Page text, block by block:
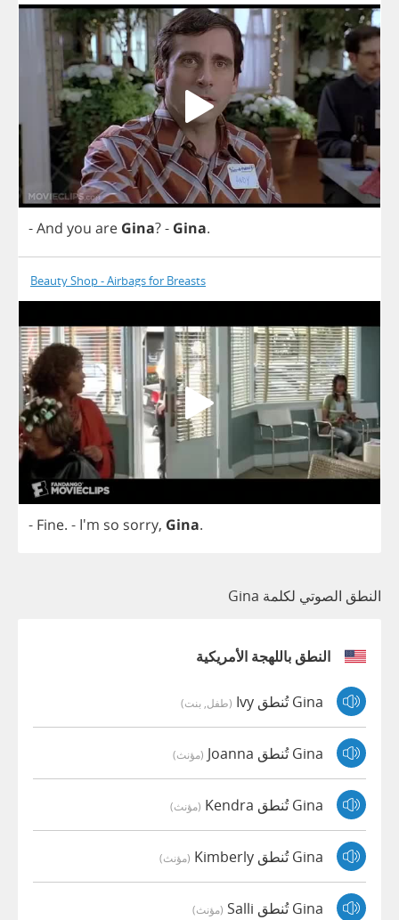
-And you are Gina?- Gina.
Beauty Shop - Airbags for Breasts
- Fine. - I'm so sorry, Gina.
النطق الصوتي لكلمة Gina
النطق باللهجة الأمريكية
Gina تُنطق Ivy (طفل, بنت)
Gina تُنطق Joanna (مؤنث)
Gina تُنطق Kendra (مؤنث)
Gina تُنطق Kimberly (مؤنث)
Gina تُنطق Salli (مؤنث)